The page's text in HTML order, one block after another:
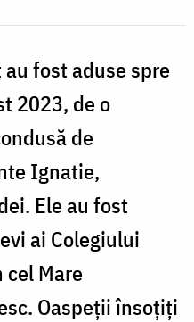
fost aduse spre
2023, de o
de
Ignatie,
Ele au fost
ai Colegiului
Mare
Oaspeții însoțiți